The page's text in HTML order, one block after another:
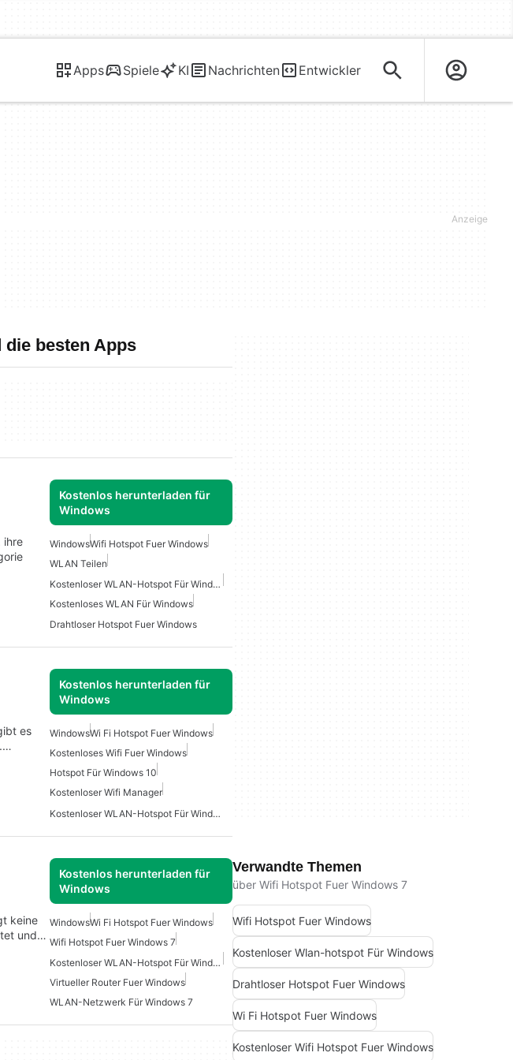
Apps Spiele KI Nachrichten Entwickler
besten Apps
Kostenlos herunterladen für
Windows
ihre
WindowsWifi Hotspot Fuer Windows
WLAN Teilen
Kostenloser WLAN-Hotspot Für Windows
Kostenloses WLAN Für Windows
Drahtloser Hotspot Fuer Windows
Kostenlos herunterladen für
Windows
es
WindowsWi Fi Hotspot Fuer Windows
Kostenloses Wifi Fuer Windows
Hotspot Für Windows 10
Kostenloser Wifi Manager
Kostenloser WLAN-Hotspot Für Windows
Kostenlos herunterladen für
Windows
keine
und…
WindowsWi Fi Hotspot Fuer Windows
Wifi Hotspot Fuer Windows 7
Kostenloser WLAN-Hotspot Für Windows
Virtueller Router Fuer Windows
WLAN-Netzwerk Für Windows 7
Verwandte Themen
über Wifi Hotspot Fuer Windows 7
Wifi Hotspot Fuer Windows
Kostenloser Wlan-hotspot Für Windows
Drahtloser Hotspot Fuer Windows
Wi Fi Hotspot Fuer Windows
Kostenloser Wifi Hotspot Fuer Windows